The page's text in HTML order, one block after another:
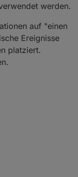
werden.
auf "einen
Ereignisse
platziert.